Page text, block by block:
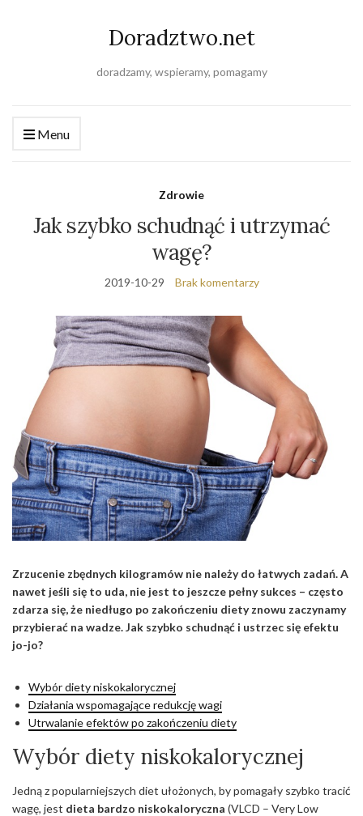
Doradztwo.net
doradzamy, wspieramy, pomagamy
Menu
Zdrowie
Jak szybko schudnąć i utrzymać
wagę?
2019-10-29 Brak komentarzy
Zrzucenie zbędnych kilogramów nie należy do łatwych zadań. A
nawet jeśli się to uda, nie jest to jeszcze pełny sukces – często
zdarza się, że niedługo po zakończeniu diety znowu zaczynamy
przybierać na wadze. Jak szybko schudnąć i ustrzec się efektu
jo-jo?
Wybór diety niskokalorycznej
Działania wspomagające redukcję wagi
Utrwalanie efektów po zakończeniu diety
Wybór diety niskokalorycznej
Jedną z popularniejszych diet ułożonych, by pomagały szybko tracić
wagę, jest dieta bardzo niskokaloryczna (VLCD – Very Low